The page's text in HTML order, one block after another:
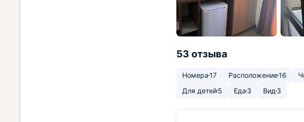
53 отзыва
Номера17 Расположение16
Для детей5 Еда 3 Вид 3